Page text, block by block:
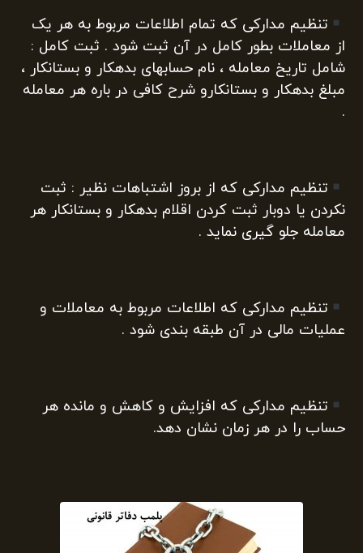
تنظیم مدارکی که تمام اطلاعات مربوط به هر یک
از معاملات بطور کامل در آن ثبت شود . ثبت کامل :
شامل تاریخ معامله ، نام حسابهای بدهکار و بستانکار ،
مبلغ بدهکار و بستانکارو شرح کافی در باره هر معامله
.
تنظیم مدارکی که از بروز اشتباهات نظیر : ثبت
نکردن یا دوبار ثبت کردن اقلام بدهکار و بستانکار هر
معامله جلو گیری نماید .
تنظیم مدارکی که اطلاعات مربوط به معاملات و
عملیات مالی در آن طبقه بندی شود .
تنظیم مدارکی که افزایش و کاهش و مانده هر
حساب را در هر زمان نشان دهد.